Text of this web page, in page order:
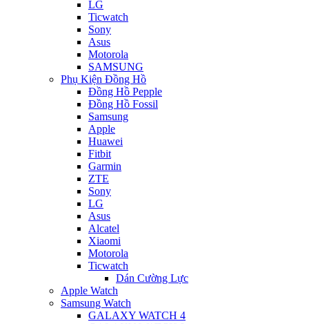
LG
Ticwatch
Sony
Asus
Motorola
SAMSUNG
Phụ Kiện Đồng Hồ
Đồng Hồ Pepple
Đồng Hồ Fossil
Samsung
Apple
Huawei
Fitbit
Garmin
ZTE
Sony
LG
Asus
Alcatel
Xiaomi
Motorola
Ticwatch
Dán Cường Lực
Apple Watch
Samsung Watch
GALAXY WATCH 4